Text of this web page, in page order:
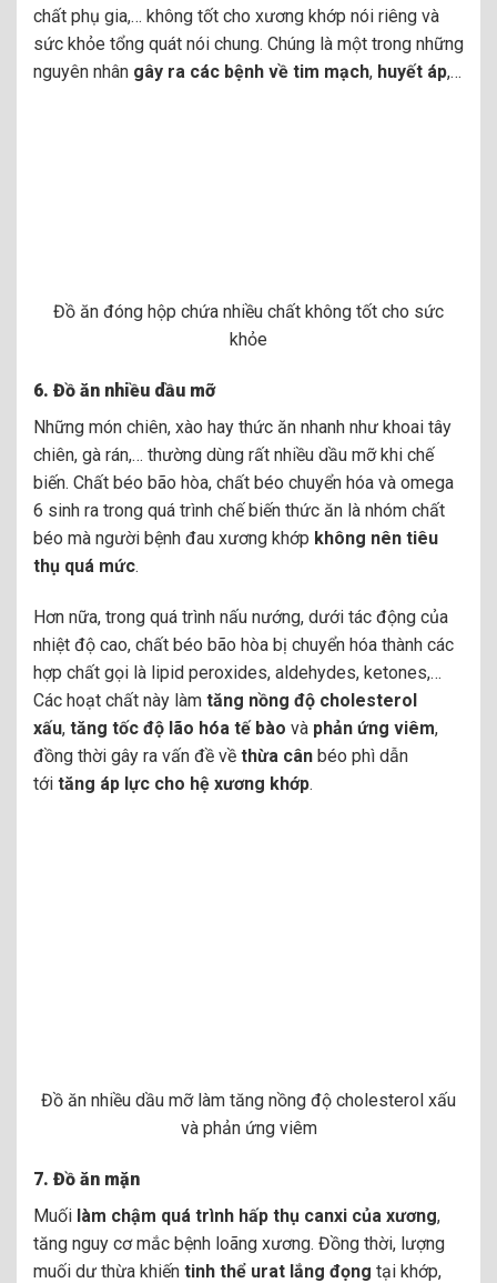
chất phụ gia,… không tốt cho xương khớp nói riêng và
sức khỏe tổng quát nói chung. Chúng là một trong những
nguyên nhân gây ra các bệnh về tim mạch, huyết áp,…
Đồ ăn đóng hộp chứa nhiều chất không tốt cho sức
khỏe
6. Đồ ăn nhiều dầu mỡ
Những món chiên, xào hay thức ăn nhanh như khoai tây
chiên, gà rán,… thường dùng rất nhiều dầu mỡ khi chế
biến. Chất béo bão hòa, chất béo chuyển hóa và omega
6 sinh ra trong quá trình chế biến thức ăn là nhóm chất
béo mà người bệnh đau xương khớp không nên tiêu
thụ quá mức.
Hơn nữa, trong quá trình nấu nướng, dưới tác động của
nhiệt độ cao, chất béo bão hòa bị chuyển hóa thành các
hợp chất gọi là lipid peroxides, aldehydes, ketones,…
Các hoạt chất này làm tăng nồng độ cholesterol
xấu, tăng tốc độ lão hóa tế bào và phản ứng viêm,
đồng thời gây ra vấn đề về thừa cân béo phì dẫn
tới tăng áp lực cho hệ xương khớp.
Đồ ăn nhiều dầu mỡ làm tăng nồng độ cholesterol xấu
và phản ứng viêm
7. Đồ ăn mặn
Muối làm chậm quá trình hấp thụ canxi của xương,
tăng nguy cơ mắc bệnh loãng xương. Đồng thời, lượng
muối dư thừa khiến tinh thể urat lắng đọng tại khớp,